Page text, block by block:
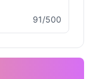
91/500